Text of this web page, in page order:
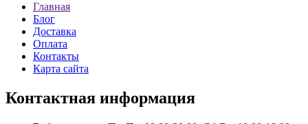
Главная
Блог
Доставка
Оплата
Контакты
Карта сайта
Контактная информация